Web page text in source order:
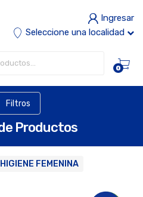
Ingresar
Seleccione una localidad
0
Filtros
Productos
HIGIENE FEMENINA